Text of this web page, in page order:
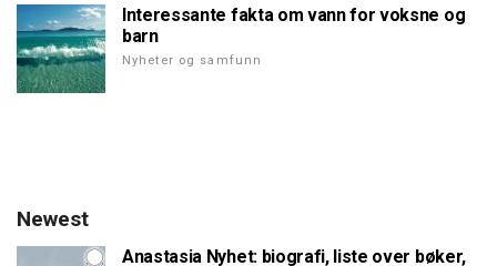
Interessante fakta om vann for voksne og
barn
Nyheter og samfunn
Newest
Anastasia Nyhet: biografi, liste over bøker,